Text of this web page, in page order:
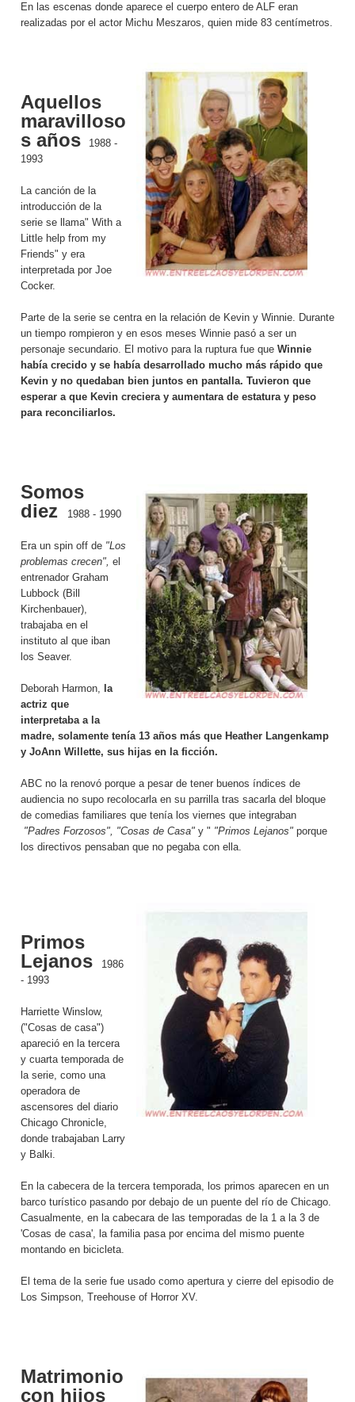
En las escenas donde aparece el cuerpo entero de ALF eran
realizadas por el actor Michu Meszaros, quien mide 83 centímetros.
Aquellos
maravilloso
s años
1988 -
1993
La canción de la
introducción de la
serie se llama" With a
Little help from my
Friends" y era
interpretada por Joe
Cocker.
Parte de la serie se centra en la relación de Kevin y Winnie. Durante
un tiempo rompieron y en esos meses Winnie pasó a ser un
personaje secundario. El motivo para la ruptura fue que Winnie
había crecido y se había desarrollado mucho más rápido que
Kevin y no quedaban bien juntos en pantalla. Tuvieron que
esperar a que Kevin creciera y aumentara de estatura y peso
para reconciliarlos.
Somos
diez
1988 - 1990
Era un spin off de "Los
problemas crecen", el
entrenador Graham
Lubbock (Bill
Kirchenbauer),
trabajaba en el
instituto al que iban
los Seaver.
Deborah Harmon, la
actriz que
interpretaba a la
madre, solamente tenía 13 años más que Heather Langenkamp
y JoAnn Willette, sus hijas en la ficción.
ABC no la renovó porque a pesar de tener buenos índices de
audiencia no supo recolocarla en su parrilla tras sacarla del bloque
de comedias familiares que tenía los viernes que integraban
"Padres Forzosos", "Cosas de Casa" y " "Primos Lejanos" porque
los directivos pensaban que no pegaba con ella.
Primos
Lejanos
1986
- 1993
Harriette Winslow,
("Cosas de casa")
apareció en la tercera
y cuarta temporada de
la serie, como una
operadora de
ascensores del diario
Chicago Chronicle,
donde trabajaban Larry
y Balki.
En la cabecera de la tercera temporada, los primos aparecen en un
barco turístico pasando por debajo de un puente del río de Chicago.
Casualmente, en la cabecara de las temporadas de la 1 a la 3 de
'Cosas de casa', la familia pasa por encima del mismo puente
montando en bicicleta.
El tema de la serie fue usado como apertura y cierre del episodio de
Los Simpson, Treehouse of Horror XV.
Matrimonio
con hijos